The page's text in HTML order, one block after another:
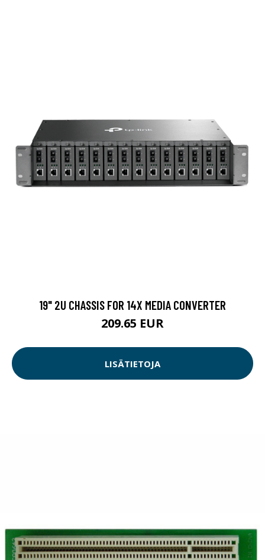
19" 2U CHASSIS FOR 14X MEDIA CONVERTER
209.65 EUR
LISÄTIETOJA